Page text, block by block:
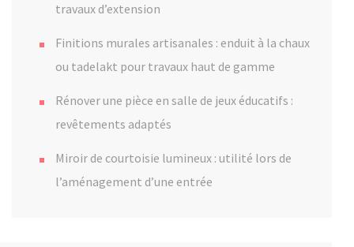
travaux d’extension
Finitions murales artisanales : enduit à la chaux
ou tadelakt pour travaux haut de gamme
Rénover une pièce en salle de jeux éducatifs :
revêtements adaptés
Miroir de courtoisie lumineux : utilité lors de
l’aménagement d’une entrée